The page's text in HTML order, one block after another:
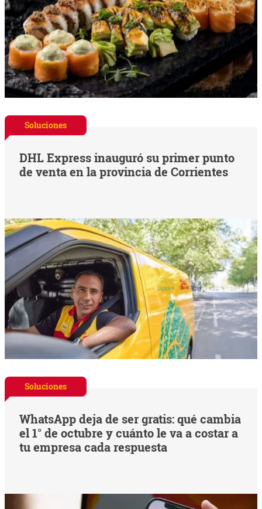
Soluciones
DHL Express inauguró su primer punto
de venta en la provincia de Corrientes
Soluciones
WhatsApp deja de ser gratis: qué cambia
el 1° de octubre y cuánto le va a costar a
tu empresa cada respuesta